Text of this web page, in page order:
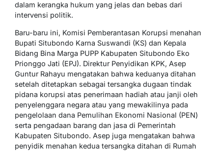
dalam kerangka hukum yang jelas dan bebas dari
intervensi politik.
Baru-baru ini, Komisi Pemberantasan Korupsi menahan
Bupati Situbondo Karna Suswandi (KS) dan Kepala
Bidang Bina Marga PUPP Kabupaten Situbondo Eko
Prionggo Jati (EPJ). Direktur Penyidikan KPK, Asep
Guntur Rahayu mengatakan bahwa keduanya ditahan
setelah ditetapkan sebagai tersangka dugaan tindak
pidana korupsi atas penerimaan hadiah atau janji oleh
penyelenggara negara atau yang mewakilinya pada
pengelolaan dana Pemulihan Ekonomi Nasional (PEN)
serta pengadaan barang dan jasa di Pemerintah
Kabupaten Situbondo. Asep juga mengatakan bahwa
penyidik menahan kedua tersangka ditahan di Rumah